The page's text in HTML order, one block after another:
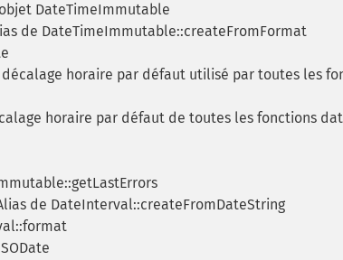
DateTimeImmutable
de DateTimeImmutable::createFromFormat
horaire par défaut utilisé par toutes les
horaire par défaut de toutes les fonctions
de DateInterval::createFromDateString